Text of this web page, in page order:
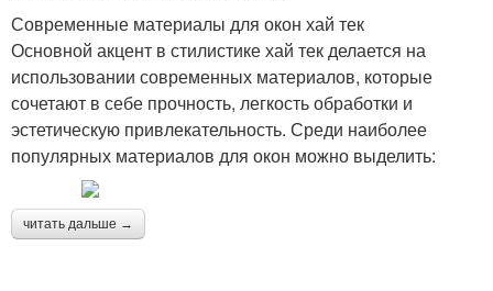
Современные материалы для окон хай тек
Основной акцент в стилистике хай тек делается на
использовании современных материалов, которые
сочетают в себе прочность, легкость обработки и
эстетическую привлекательность. Среди наиболее
популярных материалов для окон можно выделить:
читать дальше →